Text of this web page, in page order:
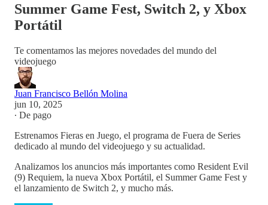
Summer Game Fest, Switch 2, y Xbox
Portátil
Te comentamos las mejores novedades del mundo del
videojuego
Juan Francisco Bellón Molina
jun 10, 2025
∙ De pago
Estrenamos Fieras en Juego, el programa de Fuera de Series
dedicado al mundo del videojuego y su actualidad.
Analizamos los anuncios más importantes como Resident Evil
(9) Requiem, la nueva Xbox Portátil, el Summer Game Fest y
el lanzamiento de Switch 2, y mucho más.